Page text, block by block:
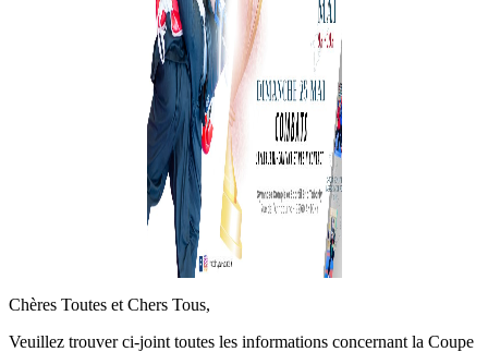
Chères Toutes et Chers Tous,
Veuillez trouver ci-joint toutes les informations concernant la Coupe